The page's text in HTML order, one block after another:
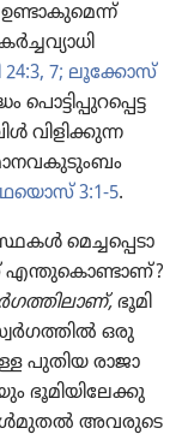
7; ലൂക്കോസ്‌
വിളി​ക്കുന്ന
3:1-5.
മെച്ച​പ്പെ​ടാ​
എന്തു​കൊ​ണ്ടാണ്‌?
ഭൂമി​
ഒരു
പുതിയ രാജാ​
ഭൂമി​യി​ലേക്കു
അവരുടെ